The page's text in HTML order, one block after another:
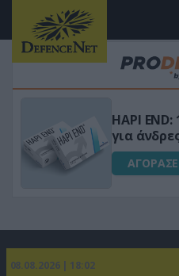
Ultra Box
μπαταρία
08.08.2026 | 18:02